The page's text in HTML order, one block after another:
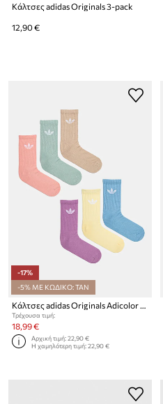
Κάλτσες adidas Originals 3-pack
12,90 €
-17%
-5% ΜΕ ΚΩΔΙΚΟ: TAN
Τρέχουσα τιμή:
18,99 €
Αρχική τιμή:22,90 €
Η χαμηλότερη τιμή:22,90 €